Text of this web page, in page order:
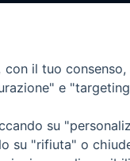
tel. 0818714501
Giorni ed Orari
Uffici Matrimoni:
Lunedì e
il tuo
e
su
su "rifiuta" o